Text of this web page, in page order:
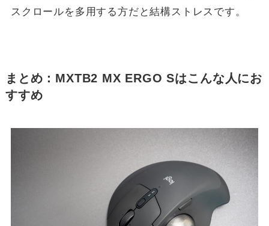
スクロールを多用する方だと結構ストレスです。
まとめ：MXTB2 MX ERGO Sはこんな人にお
すすめ